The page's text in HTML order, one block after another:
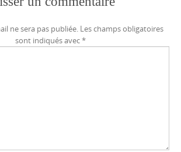
ne sera pas publiée. Les champs obligatoires
sont indiqués avec*